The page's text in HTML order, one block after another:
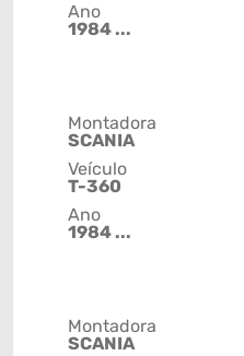
Ano
1984 ...
Montadora
SCANIA
Veículo
T-360
Ano
1984 ...
Montadora
SCANIA